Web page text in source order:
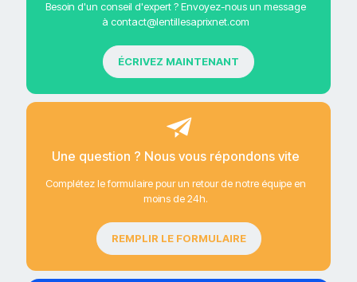
Besoin d'un conseil d'expert ? Envoyez-nous un message
à contact@lentillesaprixnet.com
ÉCRIVEZ MAINTENANT
Une question ? Nous vous répondons vite
Complétez le formulaire pour un retour de notre équipe en
moins de 24h.
REMPLIR LE FORMULAIRE